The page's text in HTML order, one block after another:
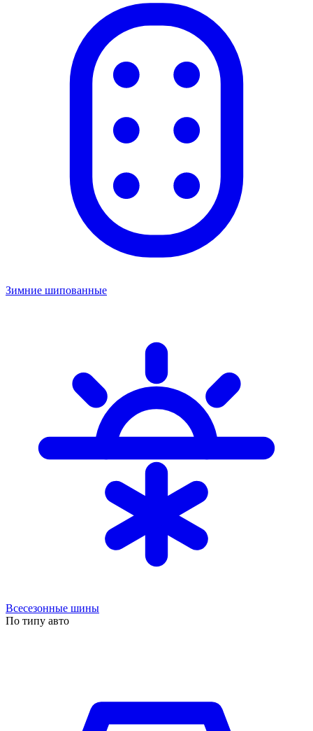
Зимние шипованные
Всесезонные шины
По типу авто